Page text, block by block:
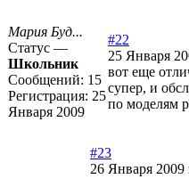
Мария Буд...
Статус —
Школьник
Сообщений: 15
Регистрация: 25
Января 2009
#22
25 Января
вот еще
супер, и
по моделям
#23
26 Января 2009